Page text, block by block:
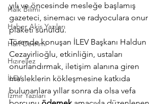
Halk Bilimi
Haber Akis Yazıları
Harf Devrimi
Hızırellez
İLEV
İzmir Yazıları
yılı ve öncesinde mesleğe başlamış
gazeteci, sinemacı ve radyoculara onur
plaketi sunuldu.
Törende konuşan İLEV Başkanı Haldun
Cezayirlioğlu, etkinliğin, ustaları
onurlandırmak, iletişim alanına giren
mesleklerin kökleşmesine katkıda
bulunanlara yıllar sonra da olsa vefa